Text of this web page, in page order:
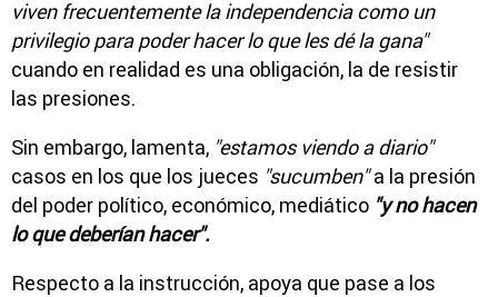
viven frecuentemente la independencia como un
privilegio para poder hacer lo que les dé la gana"
cuando en realidad es una obligación, la de resistir
las presiones.
Sin embargo, lamenta, "estamos viendo a diario"
casos en los que los jueces "sucumben"a la presión
del poder político, económico, mediático "y no hacen
lo que deberían hacer".
Respecto a la instrucción, apoya que pase a los